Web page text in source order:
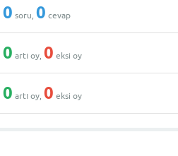
0 soru,0 cevap
0 artı oy,0 eksi oy
0 artı oy,0 eksi oy